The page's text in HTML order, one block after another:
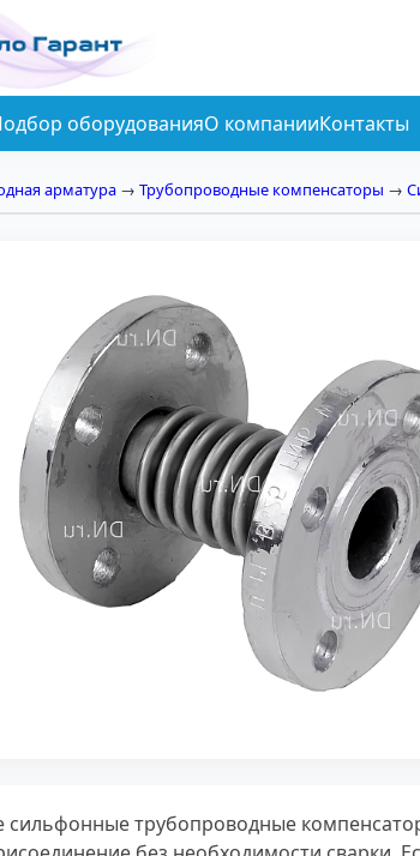
оборудованияО компанииКонтакты
арматура → Трубопроводные компенсаторы →
трубопроводные